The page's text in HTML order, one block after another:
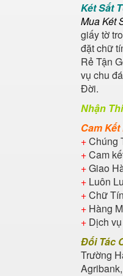
Két Sắt
Mua Két
giấy tờ
đặt chữ
Rẻ Tận
vụ chu
Đời.
Nhận
Cam
+Chúng
+Cam
+Giao
+ Luôn
+Chữ
+ Hàng
+ Dịch
Đối Tác
Trường